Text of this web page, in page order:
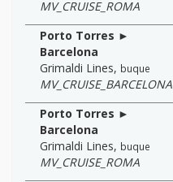
MV_CRUISE_ROMA
Porto Torres ►
Barcelona
Grimaldi Lines, buque
MV_CRUISE_BARCELONA
Porto Torres ►
Barcelona
Grimaldi Lines, buque
MV_CRUISE_ROMA